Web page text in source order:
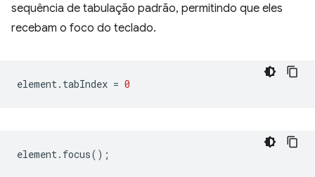
sequência de tabulação padrão, permitindo que eles
recebam o foco do teclado.
element . tabIndex = 0
element . focus();